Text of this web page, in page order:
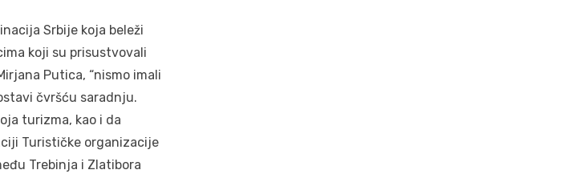
Srbije koja beleži
koji su prisustvovali
Putica, “nismo imali
čvršću saradnju.
turizma, kao i da
Turističke organizacije
Trebinja i Zlatibora